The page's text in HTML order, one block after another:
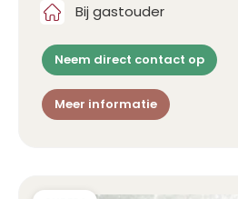
Bij gastouder
Neem direct contact op
Meer informatie